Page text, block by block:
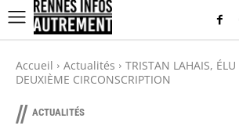
Accueil Actualités
TRISTAN LAHAIS,
DEUXIÈME CIRCONSCRIPTION
// ACTUALITÉS